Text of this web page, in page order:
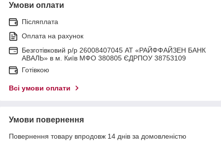
Умови оплати
Післяплата
Оплата на рахунок
Безготівковий р/р 26008407045 АТ «РАЙФФАЙЗЕН БАНК
АВАЛЬ» в м. Київ МФО 380805 ЄДРПОУ 38753109
Готівкою
Всі умови оплати
Умови повернення
Повернення товару впродовж 14 днів за домовленістю